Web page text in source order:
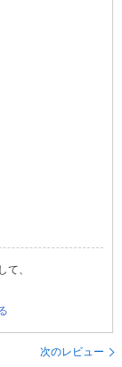
て、
次のレビュー